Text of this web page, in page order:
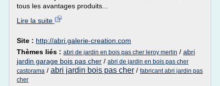
tous les avantages produits...
Lire la suite
Site : http://abri.galerie-creation.com
Thèmes liés : abri de jardin en bois pas cher leroy merlin / abri
jardin garage bois pas cher / abri de jardin en bois pas cher
castorama / abri jardin bois pas cher / fabricant abri jardin pas
cher